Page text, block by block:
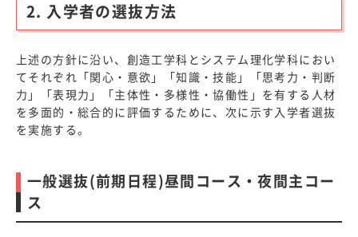
2. 入学者の選抜方法
上述の方針に沿い、創造工学科とシステム理化学科におい
てそれぞれ「関心・意欲」「知識・技能」「思考力・判断
力」「表現力」「主体性・多様性・協働性」を有する人材
を多面的・総合的に評価するために、次に示す入学者選抜
を実施する。
一般選抜(前期日程)昼間コース・夜間主コー
ス